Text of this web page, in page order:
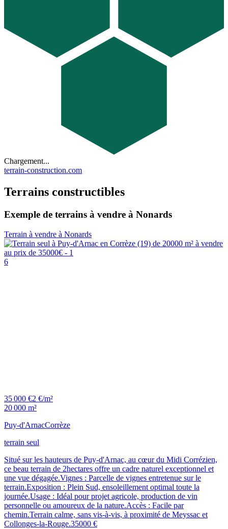
Chargement...
terrain-construction.com
Terrains constructibles
Exemple de terrains à vendre à Nonards
Terrain à vendre à Nonards
6
35 000 €2 €/m²
20 000 m²
Puy-d'ArnacCorrèze
terrain seul
Situé sur les hauteurs de Puy-d'Arnac, au cœur du Midi Corrézien,
ce beau terrain de 2hectares offre un cadre naturel exceptionnel et
une vue dégagée.Vignes : Parcelle de vignes entretenue sur le
terrain.Exposition : Plein Sud, ensoleillement optimal toute la
journée.Usage : Idéal pour projet agricole, production de vin
personnelle ou amoureux de la nature.Accès : Facile par
chemin.Terrain calme, sans vis-à-vis, à proximité de Meyssac et
Collonges-la-Rouge.35000 €